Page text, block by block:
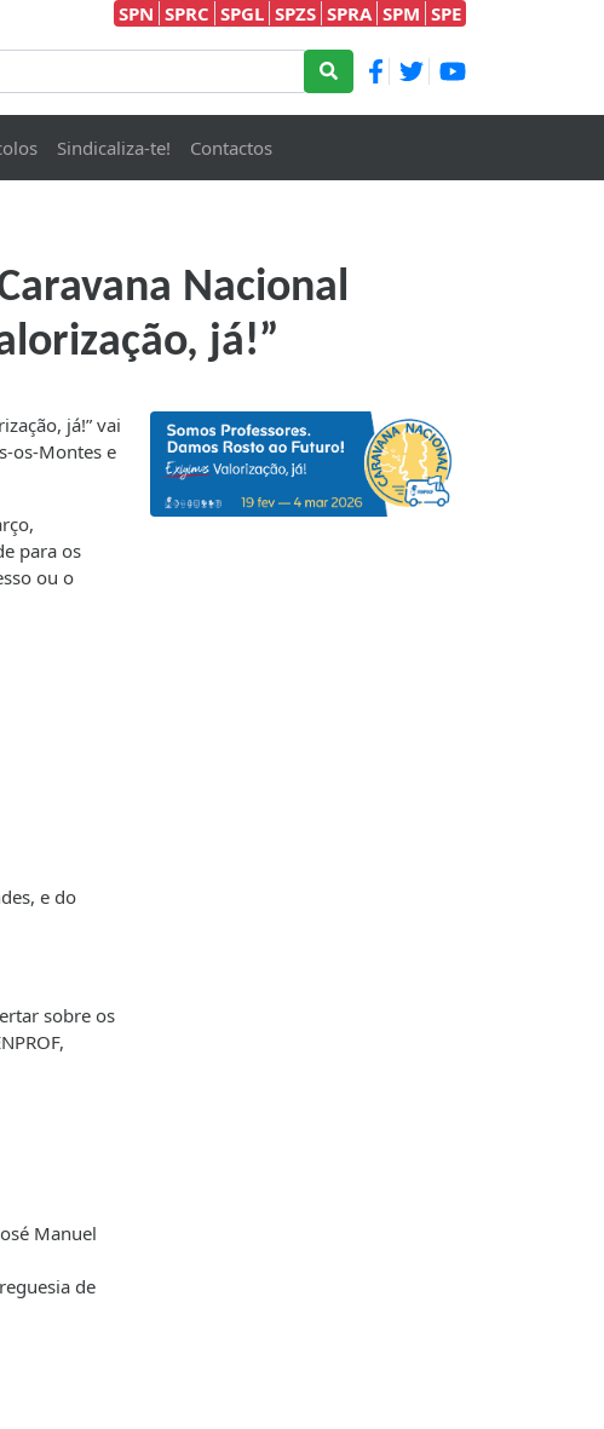
SPN SPRC SPGL SPZS SPRA SPM SPE
Sindicaliza-te! Contactos
Nacional
já!”
já!” vai
os-Montes e
para os
ou o
e do
sobre os
Manuel
de